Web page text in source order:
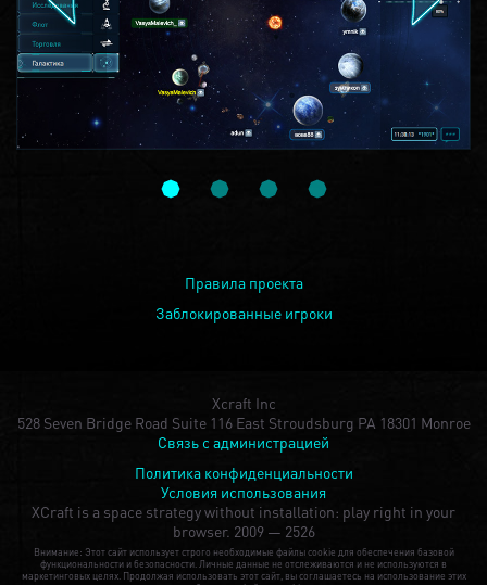
Правила проекта
Заблокированные игроки
Xcraft Inc
528 Seven Bridge Road Suite 116 East Stroudsburg PA 18301 Monroe
Связь с администрацией
Политика конфиденциальности
Условия использования
XCraft is a space strategy without installation: play right in your
browser. 2009 — 2526
Внимание: Этот сайт использует строго необходимые файлы cookie для обеспечения базовой
функциональности и безопасности. Личные данные не отслеживаются и не используются в
маркетинговых целях. Продолжая использовать этот сайт, вы соглашаетесь на использование этих